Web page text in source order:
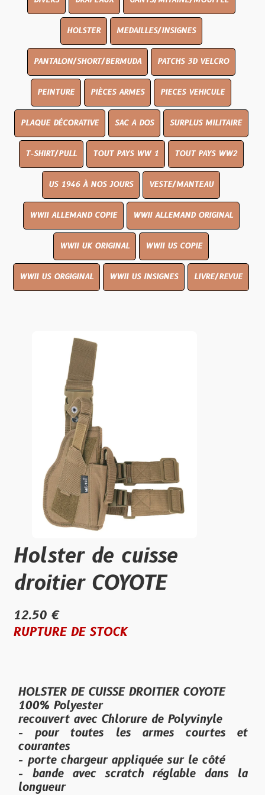
HOLSTER MEDAILLES/INSIGNES
PANTALON/SHORT/BERMUDA PATCHS 3D VELCRO
PEINTURE PIÈCES ARMES PIECES VEHICULE
PLAQUE DÉCORATIVE SAC A DOS SURPLUS MILITAIRE
T-SHIRT/PULL TOUT PAYS WW 1 TOUT PAYS WW2
US 1946 À NOS JOURS VESTE/MANTEAU
WWII ALLEMAND COPIE WWII ALLEMAND ORIGINAL
WWII UK ORIGINAL WWII US COPIE
WWII US ORGIGINAL WWII US INSIGNES LIVRE/REVUE
Holster de cuisse
droitier COYOTE
12.50 €
RUPTURE DE STOCK
HOLSTER DE CUISSE DROITIER COYOTE
100% Polyester
recouvert avec Chlorure de Polyvinyle
- pour toutes les armes courtes et
courantes
- porte chargeur appliquée sur le côté
- bande avec scratch réglable dans la
longueur